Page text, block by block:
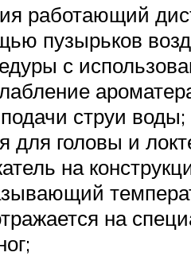
работающий
пузырьков
с
струи воды;
для головы и
на
на